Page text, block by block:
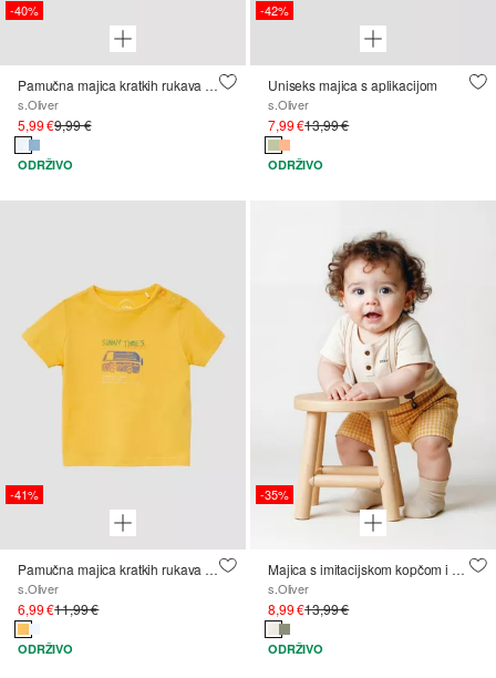
-40%
Pamučna majica kratkih rukava s malim printom s voćnim motivom
s.Oliver
5,99 €9,99 €
ODRŽIVO
-42%
Uniseks majica s aplikacijom
s.Oliver
7,99 €13,99 €
ODRŽIVO
-41%
Pamučna majica kratkih rukava s printom s prednje strane
s.Oliver
6,99 €11,99 €
ODRŽIVO
-35%
Majica s imitacijskom kopčom i vezenjem
s.Oliver
8,99 €13,99 €
ODRŽIVO